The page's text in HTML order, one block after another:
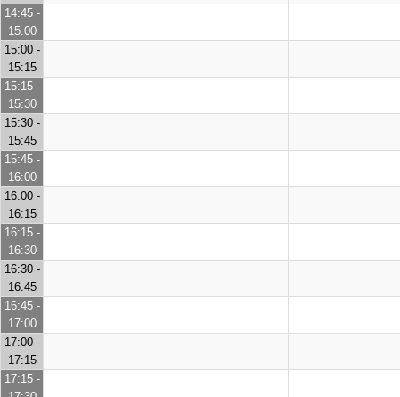
14:45 -
15:00
15:00 -
15:15
15:15 -
15:30
15:30 -
15:45
15:45 -
16:00
16:00 -
16:15
16:15 -
16:30
16:30 -
16:45
16:45 -
17:00
17:00 -
17:15
17:15 -